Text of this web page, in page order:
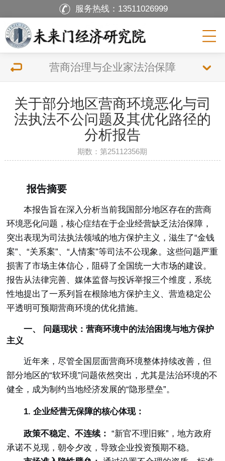
服务热线： 13511026999
营商治理与企业家法治保障
关于部分地区营商环境恶化与司
法执法不公问题及其优化路径的
分析报告
期数：第25112356期
报告摘要
本报告旨在深入分析当前我国部分地区存在的营商
环境恶化问题，核心症结在于企业经营缺乏法治保障，
突出表现为司法执法领域的地方保护主义，滋生了“金钱
案”、“关系案”、“人情案”等司法不公现象。这些问题严重
损害了市场主体信心，阻碍了全国统一大市场的建设。
报告从法律完善、媒体监督与投诉举报三个维度，系统
性地提出了一系列旨在根除地方保护主义、营造稳定公
平透明可预期营商环境的优化措施。
一、 问题现状：营商环境中的法治困境与地方保护
主义
近年来，尽管全国层面营商环境整体持续改善，但
部分地区的“软环境”问题依然突出，尤其是法治环境的不
健全，成为制约当地经济发展的“隐形壁垒”。
1. 企业经营无保障的核心体现：
政策不稳定、不连续： “新官不理旧账”，地方政府
承诺不兑现，朝令夕改，导致企业投资预期不稳。